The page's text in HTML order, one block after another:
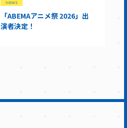
NEWS
「ABEMAアニメ祭 2026」出
演者決定！